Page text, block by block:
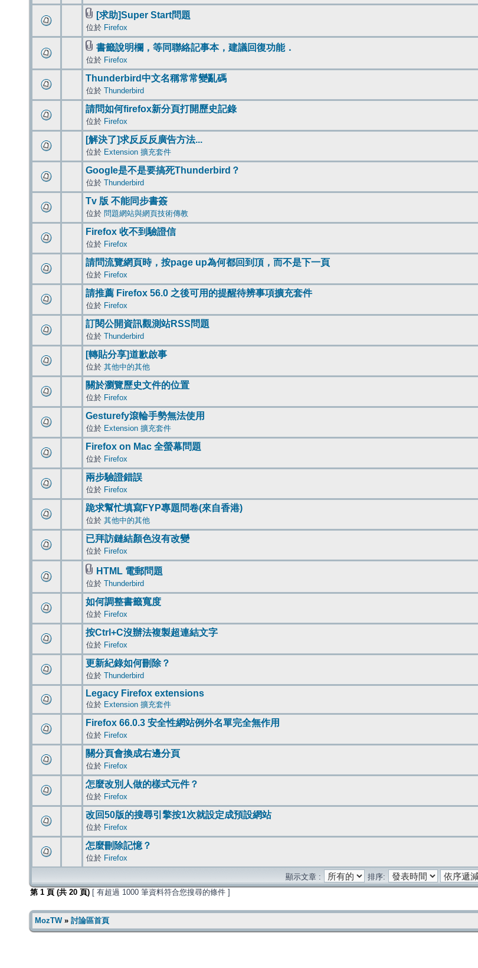
[求助]Super Start問題
位於 Firefox
書籤說明欄，等同聯絡記事本，建議回復功能．
位於 Firefox
Thunderbird中文名稱常常變亂碼
位於 Thunderbird
請問如何firefox新分頁打開歷史記錄
位於 Firefox
[解決了]求反反反廣告方法...
位於 Extension 擴充套件
Google是不是要搞死Thunderbird？
位於 Thunderbird
Tv 版 不能同步書簽
位於 問題網站與網頁技術傳教
Firefox 收不到驗證信
位於 Firefox
請問流覽網頁時，按page up為何都回到頂，而不是下一頁
位於 Firefox
請推薦 Firefox 56.0 之後可用的提醒待辨事項擴充套件
位於 Firefox
訂閱公開資訊觀測站RSS問題
位於 Thunderbird
[轉貼分享]道歉啟事
位於 其他中的其他
關於瀏覽歷史文件的位置
位於 Firefox
Gesturefy滾輪手勢無法使用
位於 Extension 擴充套件
Firefox on Mac 全螢幕問題
位於 Firefox
兩步驗證錯誤
位於 Firefox
跪求幫忙填寫FYP專題問卷(來自香港)
位於 其他中的其他
已拜訪鏈結顏色沒有改變
位於 Firefox
HTML 電郵問題
位於 Thunderbird
如何調整書籤寬度
位於 Firefox
按Ctrl+C沒辦法複製超連結文字
位於 Firefox
更新紀錄如何刪除？
位於 Thunderbird
Legacy Firefox extensions
位於 Extension 擴充套件
Firefox 66.0.3 安全性網站例外名單完全無作用
位於 Firefox
關分頁會換成右邊分頁
位於 Firefox
怎麼改別人做的樣式元件？
位於 Firefox
改回50版的搜尋引擎按1次就設定成預設網站
位於 Firefox
怎麼刪除記憶？
位於 Firefox
顯示文章 :
排序:
第 1 頁 (共 20 頁) [ 有超過 1000 筆資料符合您搜尋的條件 ]
MozTW» 討論區首頁